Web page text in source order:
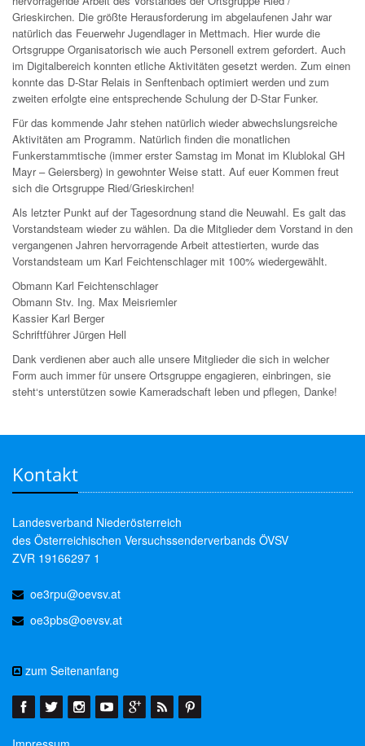
Grieskirchen. Die größte Herausforderung im abgelaufenen Jahr war
natürlich das Feuerwehr Jugendlager in Mettmach. Hier wurde die
Ortsgruppe Organisatorisch wie auch Personell extrem gefordert. Auch
im Digitalbereich konnten etliche Aktivitäten gesetzt werden. Zum einen
konnte das D-Star Relais in Senftenbach optimiert werden und zum
zweiten erfolgte eine entsprechende Schulung der D-Star Funker.
Für das kommende Jahr stehen natürlich wieder abwechslungsreiche
Aktivitäten am Programm. Natürlich finden die monatlichen
Funkerstammtische (immer erster Samstag im Monat im Klublokal GH
Mayr – Geiersberg) in gewohnter Weise statt. Auf euer Kommen freut
sich die Ortsgruppe Ried/Grieskirchen!
Als letzter Punkt auf der Tagesordnung stand die Neuwahl. Es galt das
Vorstandsteam wieder zu wählen. Da die Mitglieder dem Vorstand in den
vergangenen Jahren hervorragende Arbeit attestierten, wurde das
Vorstandsteam um Karl Feichtenschlager mit 100% wiedergewählt.
Obmann Karl Feichtenschlager
Obmann Stv. Ing. Max Meisriemler
Kassier Karl Berger
Schriftführer Jürgen Hell
Dank verdienen aber auch alle unsere Mitglieder die sich in welcher
Form auch immer für unsere Ortsgruppe engagieren, einbringen, sie
steht‘s unterstützen sowie Kameradschaft leben und pflegen, Danke!
Kontakt
Landesverband Niederösterreich
des Österreichischen Versuchssenderverbands ÖVSV
ZVR 19166297 1
oe3rpu@oevsv.at
oe3pbs@oevsv.at
zum Seitenanfang